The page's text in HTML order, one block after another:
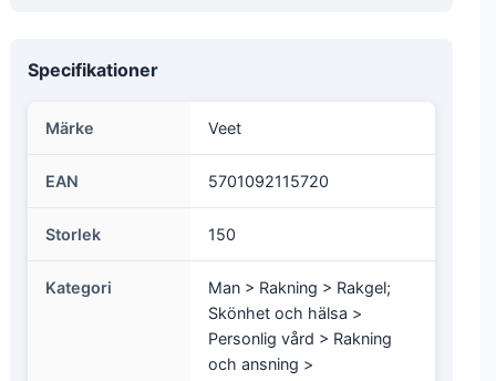
Specifikationer
Märke Veet
EAN 5701092115720
Storlek 150
Kategori
Man > Rakning > Rakgel;
Skönhet och hälsa >
Personlig vård > Rakning
och ansning >